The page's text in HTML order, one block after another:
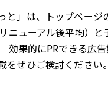
と」は、トップペー
ニューアル後平均）
効果的にPRできる広
をぜひご検討ください。